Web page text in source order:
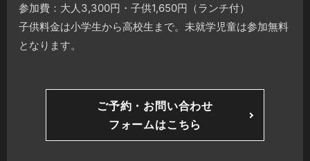
参加費：大人3,300円・子供1,650円（ランチ付）
子供料金は小学生から高校生まで。未就学児童は参加無料
となります。
ご予約・お問い合わせ
フォームはこちら